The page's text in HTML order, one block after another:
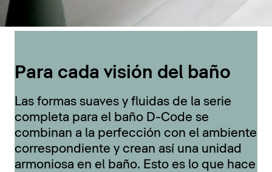
Para cada visión del baño
Las formas suaves y fluidas de la serie
completa para el baño D-Code se
combinan a la perfección con el ambiente
correspondiente y crean así una unidad
armoniosa en el baño. Esto es lo que hace